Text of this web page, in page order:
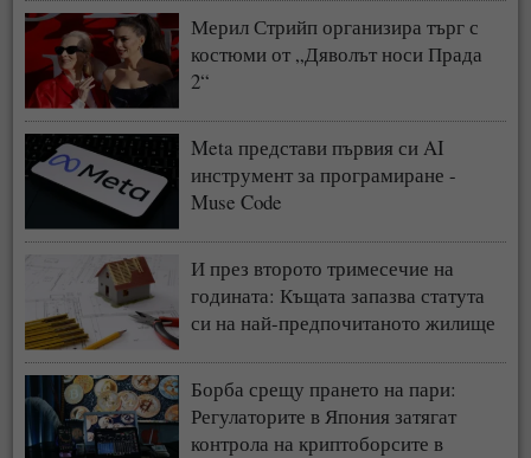
Мерил Стрийп организира търг с
костюми от „Дяволът носи Прада
2“
Meta представи първия си AI
инструмент за програмиране -
Muse Code
И през второто тримесечие на
годината: Къщата запазва статута
си на най-предпочитаното жилище
Борба срещу прането на пари:
Регулаторите в Япония затягат
контрола на криптоборсите в